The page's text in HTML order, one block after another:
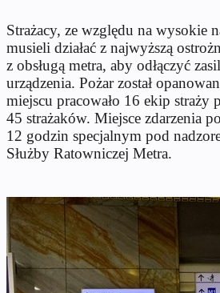
Strażacy, ze względu na wysokie
musieli działać z najwyższą
z obsługą metra, aby odłączyć
urządzenia. Pożar został
miejscu pracowało 16 ekip straży
45 strażaków. Miejsce zdarzenia
12 godzin specjalnym pod
Służby Ratowniczej Metra.